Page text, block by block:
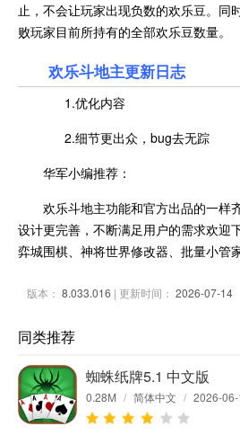
止，不会让玩家出现负数的欢乐豆。同
败玩家目前所持有的全部欢乐豆数量。
欢乐斗地主更新日志
1.优化内容
2.细节更出众，bug去无踪
华军小编推荐：
欢乐斗地主功能和官方出品的一样
设计更完善，不断满足用户的需求欢迎
弈城围棋、神将世界修改器、批量小管
版本： 8.033.016 | 更新时间： 2026-07-14
同类推荐
蜘蛛纸牌5.1 中文版
0.28M / 简体中文 / 2026-